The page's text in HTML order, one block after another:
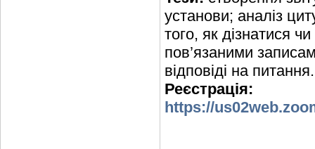
установи; аналіз
того, як дізнатися
пов’язаними
відповіді на питання.
Реєстрація:
https://